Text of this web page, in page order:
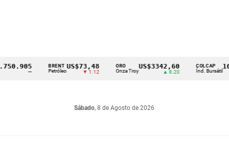
BRENT
Petróleo
US$73,48
▼ 1.12 Onza Troy
US$3342,60
▲ 8.20
COLCAP
Índ. Bursátil
Sábado, 8 de Agosto de 2026